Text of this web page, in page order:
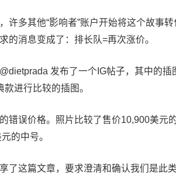
许多其他“影响者”账户开始将这个故事
的消息变成了：排长队=再次涨价。
发布了一个IG帖子，其中的
进行比较的插图。
错误价格。照片比较了售价10,900美元
的中号。
了这篇文章，要求澄清和确认我们是此